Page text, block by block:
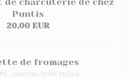
de charcuterie de chez
Puntis
20,00 EUR
de fromages
cabécou, tome brûlée